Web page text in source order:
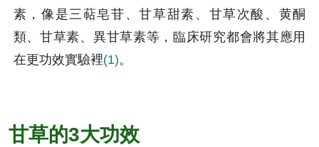
素，像是三萜皂苷、甘草甜素、甘草次酸、黄酮
類、甘草素、異甘草素等，臨床研究都會將其應用
在更功效實驗裡(1)。
甘草的3大功效